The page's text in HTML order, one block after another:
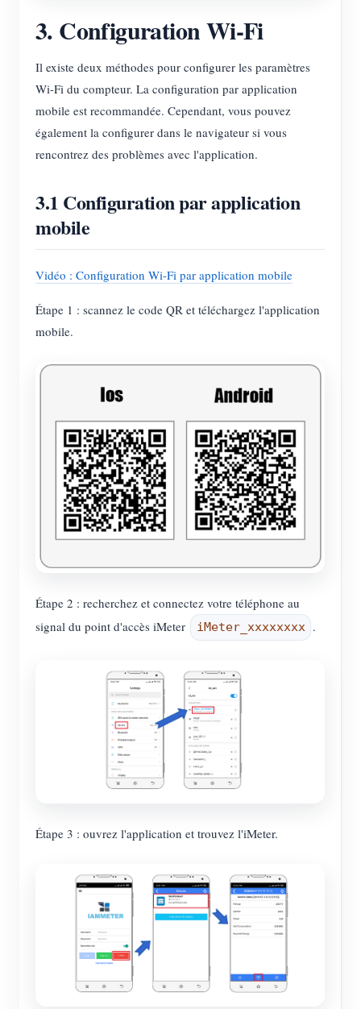
3. Configuration Wi-Fi
Il existe deux méthodes pour configurer les paramètres
Wi-Fi du compteur. La configuration par application
mobile est recommandée. Cependant, vous pouvez
également la configurer dans le navigateur si vous
rencontrez des problèmes avec l'application.
3.1 Configuration par application
mobile
Vidéo : Configuration Wi-Fi par application mobile
Étape 1 : scannez le code QR et téléchargez l'application
mobile.
Étape 2 : recherchez et connectez votre téléphone au
signal du point d'accès iMeter
iMeter_xxxxxxxx .
Étape 3 : ouvrez l'application et trouvez l'iMeter.